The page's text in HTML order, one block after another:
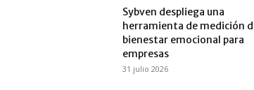
Sybven despliega una
herramienta de medición
bienestar emocional para
empresas
31 julio 2026